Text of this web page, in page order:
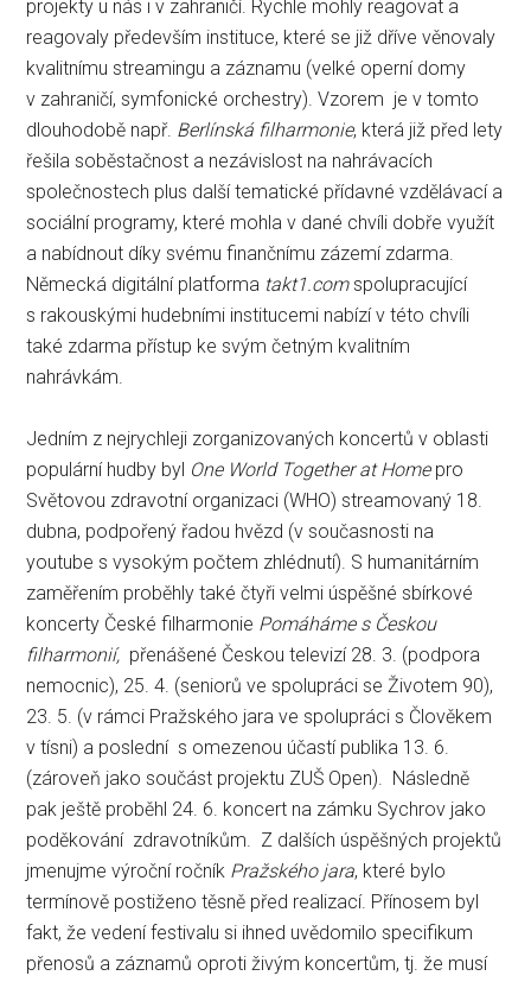
projekty u nás i v zahraničí. Rychle mohly reagovat a
reagovaly především instituce, které se již dříve věnovaly
kvalitnímu streamingu a záznamu (velké operní domy
v zahraničí, symfonické orchestry). Vzorem je v tomto
dlouhodobě např. Berlínská filharmonie, která již před lety
řešila soběstačnost a nezávislost na nahrávacích
společnostech plus další tematické přídavné vzdělávací a
sociální programy, které mohla v dané chvíli dobře využít
a nabídnout díky svému finančnímu zázemí zdarma.
Německá digitální platforma takt1.comspolupracující
s rakouskými hudebními institucemi nabízí v této chvíli
také zdarma přístup ke svým četným kvalitním
nahrávkám.
Jedním z nejrychleji zorganizovaných koncertů v oblasti
populární hudby byl One World Together at Home pro
Světovou zdravotní organizaci (WHO) streamovaný 18.
dubna, podpořený řadou hvězd (v současnosti na
youtube s vysokým počtem zhlédnutí). S humanitárním
zaměřením proběhly také čtyři velmi úspěšné sbírkové
koncerty České filharmonie Pomáháme s Českou
filharmonií, přenášené Českou televizí 28. 3. (podpora
nemocnic), 25. 4. (seniorů ve spolupráci se Životem 90),
23. 5. (v rámci Pražského jara ve spolupráci s Člověkem
v tísni) a poslední s omezenou účastí publika 13. 6.
(zároveň jako součást projektu ZUŠ Open). Následně
pak ještě proběhl 24. 6. koncert na zámku Sychrov jako
poděkování zdravotníkům. Z dalších úspěšných projektů
jmenujme výroční ročník Pražského jara, které bylo
termínově postiženo těsně před realizací. Přínosem byl
fakt, že vedení festivalu si ihned uvědomilo specifikum
přenosů a záznamů oproti živým koncertům, tj. že musí